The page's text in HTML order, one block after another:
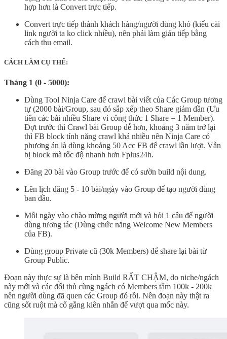
hợp hơn là Convert trực tiếp.
Convert trực tiếp thành khách hàng/người dùng khó (kiểu cài
link người ta ko click nhiều), nên phải làm gián tiếp bằng
cách thu email.
CÁCH LÀM CỤ THỂ:
Tháng 1 (0 - 5000):
Dùng Tool Ninja Care để crawl bài viết của Các Group tương
tự (2000 bài/Group, sau đó sắp xếp theo Share giảm dần (Ưu
tiên các bài nhiều Share vì công thức 1 Share = 1 Member).
Đợt trước thì Crawl bài Group dễ hơn, khoảng 3 năm trở lại
thì FB block tính năng crawl khá nhiều nên Ninja Care có
phương án là dùng khoảng 50 Acc FB để crawl lần lượt. Vẫn
bị block mà tốc độ nhanh hơn Fplus24h.
Đăng 20 bài vào Group trước để có sườn build nội dung.
Lên lịch đăng 5 - 10 bài/ngày vào Group để tạo người dùng
ban đầu.
Mỗi ngày vào chào mừng người mới và hỏi 1 câu để người
dùng tương tác (Dùng chức năng Welcome New Members
của FB).
Dùng group Private cũ (30k Members) để share lại bài từ
Group Public.
Đoạn này thực sự là bên mình Build RẤT CHẬM, do niche/ngách
này mới và các đối thủ cùng ngách có Members tầm 100k - 200k
nên người dùng đã quen các Group đó rồi. Nên đoạn này thật ra
cũng sốt ruột mà cố gắng kiên nhẫn để vượt qua mốc này.